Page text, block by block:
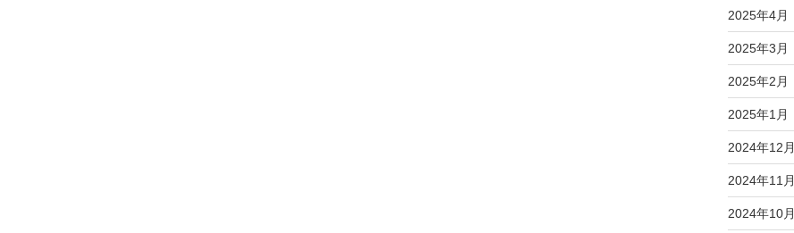
2025年4月
2025年3月
2025年2月
2025年1月
2024年12月
2024年11月
2024年10月